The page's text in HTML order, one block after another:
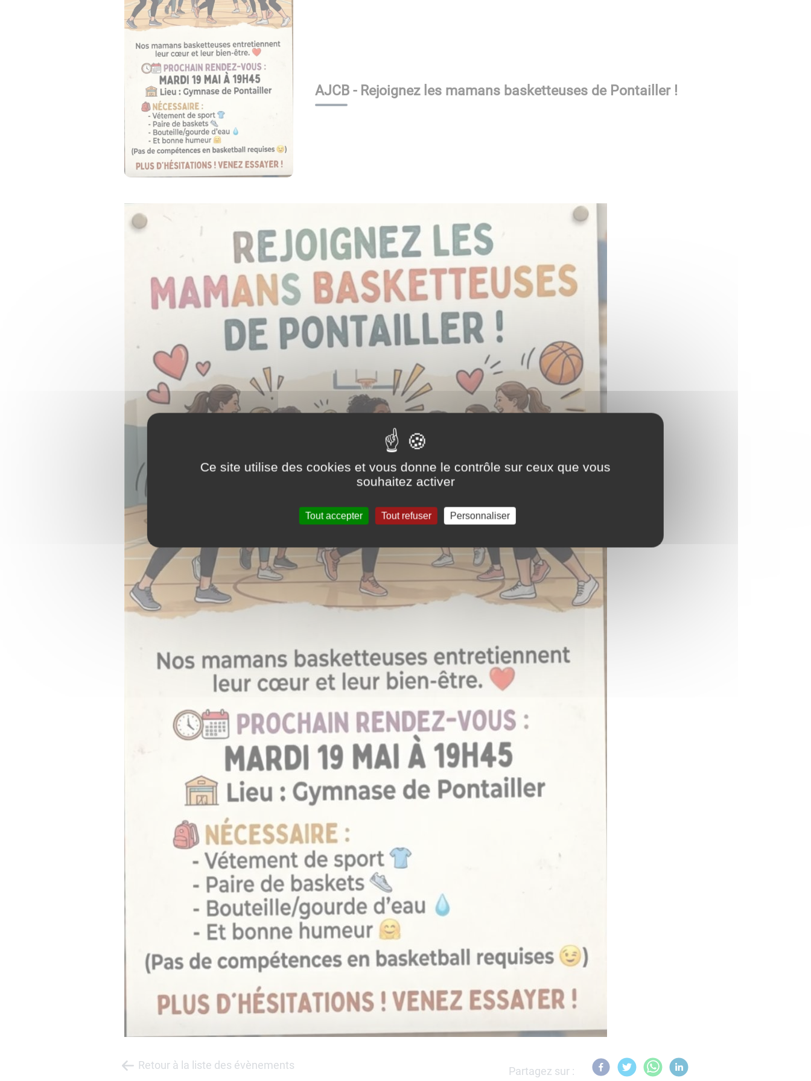
AJCB - Rejoignez les mamans basketteuses de Pontailler !
Retour à la liste des évènements Partagez sur :
Ce site utilise des cookies et vous donne le contrôle sur ceux que vous
souhaitez activer
Tout accepter Tout refuser Personnaliser